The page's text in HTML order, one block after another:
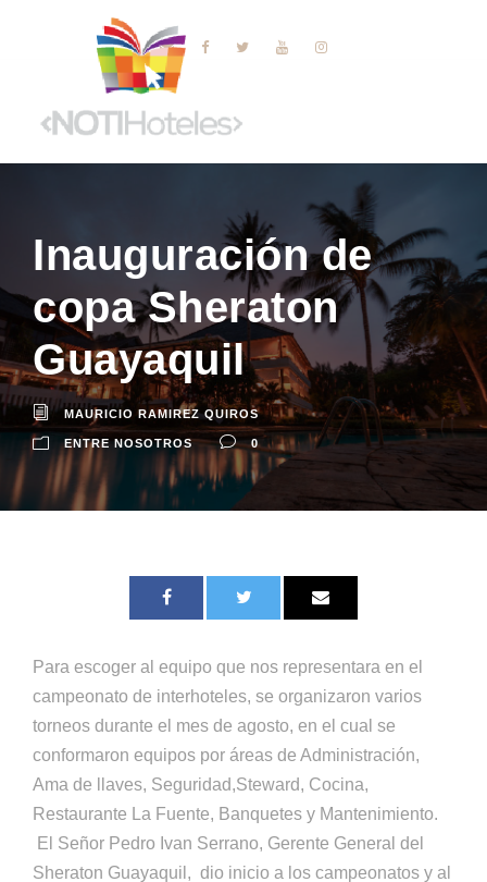
Inauguración de
copa Sheraton
Guayaquil
MAURICIO RAMIREZ QUIROS
ENTRE NOSOTROS 0
Para escoger al equipo que nos representara en el
campeonato de interhoteles, se organizaron varios
torneos durante el mes de agosto, en el cual se
conformaron equipos por áreas de Administración,
Ama de llaves, Seguridad,Steward, Cocina,
Restaurante La Fuente, Banquetes y Mantenimiento.
El Señor Pedro Ivan Serrano, Gerente General del
Sheraton Guayaquil, dio inicio a los campeonatos y al